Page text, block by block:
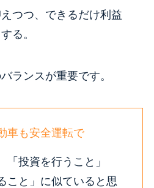
つつ、できるだけ利益
る。
ランスが重要です。
車も安全運転で
「投資を行うこと」
こと」に似ていると思